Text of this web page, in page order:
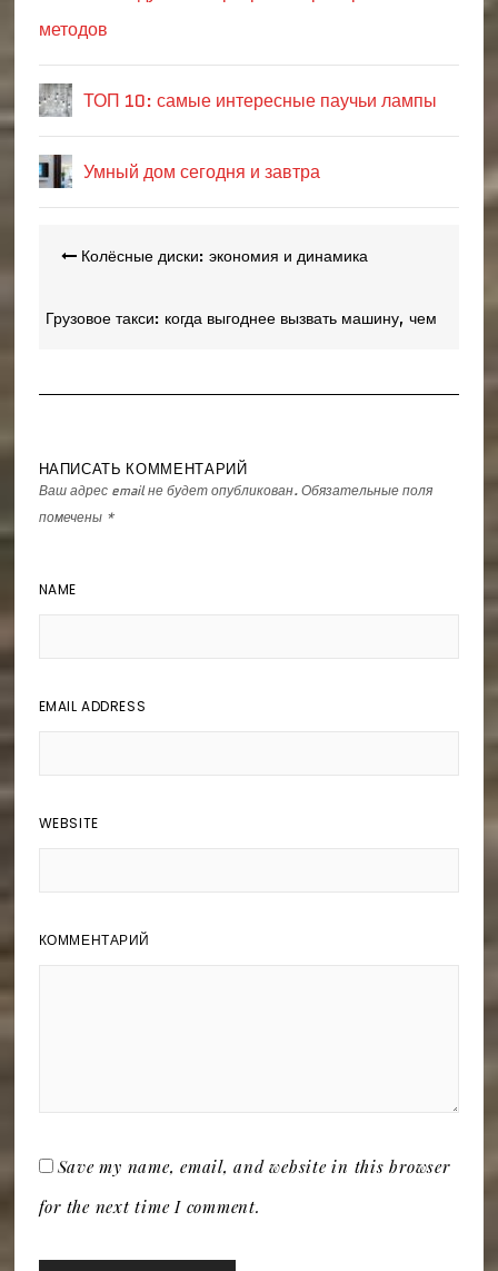
методов
ТОП 10: самые интересные паучьи лампы
Умный дом сегодня и завтра
Навигация
записям
Колёсные диски: экономия и динамика
Грузовое такси: когда выгоднее вызвать машину, чем
НАПИСАТЬ КОММЕНТАРИЙ
Ваш адрес email не будет опубликован. Обязательные поля
помечены *
NAME
EMAIL ADDRESS
WEBSITE
КОММЕНТАРИЙ
Save my name, email, and website in this browser
for the next time I comment.